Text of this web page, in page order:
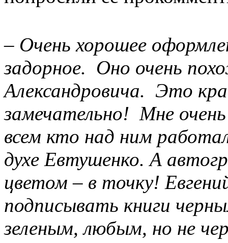
– Очень хорошее
задорное. Оно очень
Александровича. Это
замечательно! Мне
всем кто над ним
духе Евтушенко. А
цветом – в точку!
подписывать книги
зеленым, любым, но не